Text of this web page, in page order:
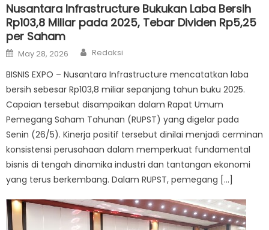
Nusantara Infrastructure Bukukan Laba Bersih
Rp103,8 Miliar pada 2025, Tebar Dividen Rp5,25
per Saham
Posted
on
May 28, 2026 Author
Redaksi
BISNIS EXPO – Nusantara Infrastructure mencatatkan laba
bersih sebesar Rp103,8 miliar sepanjang tahun buku 2025.
Capaian tersebut disampaikan dalam Rapat Umum
Pemegang Saham Tahunan (RUPST) yang digelar pada
Senin (26/5). Kinerja positif tersebut dinilai menjadi cerminan
konsistensi perusahaan dalam memperkuat fundamental
bisnis di tengah dinamika industri dan tantangan ekonomi
yang terus berkembang. Dalam RUPST, pemegang […]